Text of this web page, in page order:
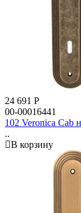
24 691 Р
00-00016441
102 Veronica Cab
..
В корзину